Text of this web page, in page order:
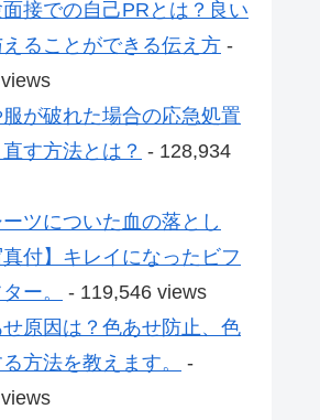
接での自己PRとは？良い
ることができる伝え方 -
が破れた場合の応急処置
す方法とは？ - 128,934
ツについた血の落とし
付】キレイになったビフ
ー。
- 119,546 views
原因は？色あせ防止、色
方法を教えます。
-